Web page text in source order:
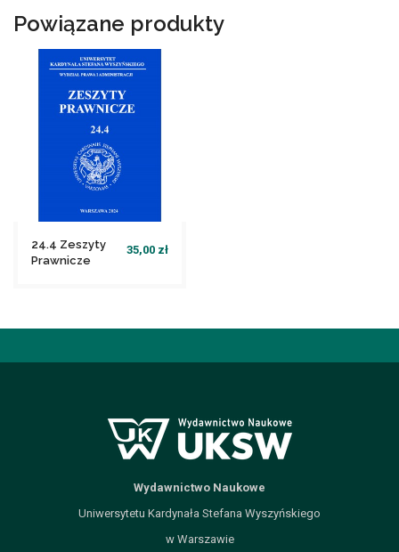
Powiązane produkty
24.4 Zeszyty
Prawnicze
35,00 zł
file_download Dodaj do koszyka
Wydawnictwo Naukowe
Uniwersytetu Kardynała Stefana Wyszyńskiego
w Warszawie